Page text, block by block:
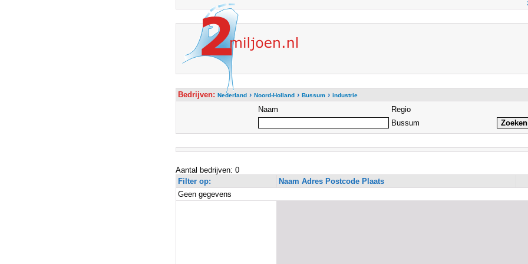
Bedrijven: Nederland› Noord-Holland› Bussum› industrie
Naam
Regio
Bussum
Aantal bedrijven: 0
Filter op:
Naam Adres Postcode Plaats
Geen gegevens